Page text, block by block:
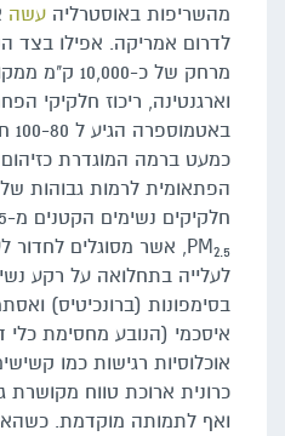
מהשריפות באוסטרליה עשה
לדרום אמריקה. אפילו בצד
מרחק של כ-
וארגנטינה, ריכוז חלקיקי
כמעט ברמה המוגדרת
הפתאומית לרמות גבוהות
PM2.5
, אשר מסוגלים לחדור
לעלייה בתחלואה על רקע
בסימפונות (ברונכיטיס)
איסכמי (הנובע מחסימת
אוכלוסיות רגישות כמו
כרונית ארוכת טווח
ואף לתמותה מוקדמת.